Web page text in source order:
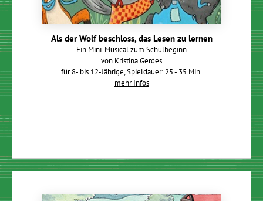
Als der Wolf beschloss, das Lesen zu lernen
Ein Mini-Musical zum Schulbeginn
von Kristina Gerdes
für 8- bis 12-Jährige, Spieldauer: 25 - 35 Min.
mehr Infos